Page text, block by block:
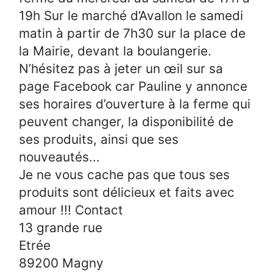
19h Sur le marché d’Avallon le samedi
matin à partir de 7h30 sur la place de
la Mairie, devant la boulangerie.
N’hésitez pas à jeter un œil sur sa
page Facebook car Pauline y annonce
ses horaires d’ouverture à la ferme qui
peuvent changer, la disponibilité de
ses produits, ainsi que ses
nouveautés...
Je ne vous cache pas que tous ses
produits sont délicieux et faits avec
amour !!! Contact
13 grande rue
Etrée
89200 Magny